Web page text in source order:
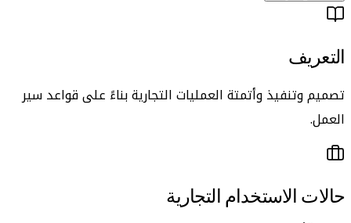
التعريف
تصميم وتنفيذ وأتمتة العمليات التجارية بناءً على قواعد سير
العمل.
حالات الاستخدام التجارية